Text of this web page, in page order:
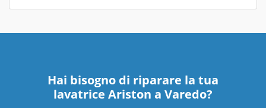
Hai bisogno di riparare la tua
lavatrice Ariston a Varedo?